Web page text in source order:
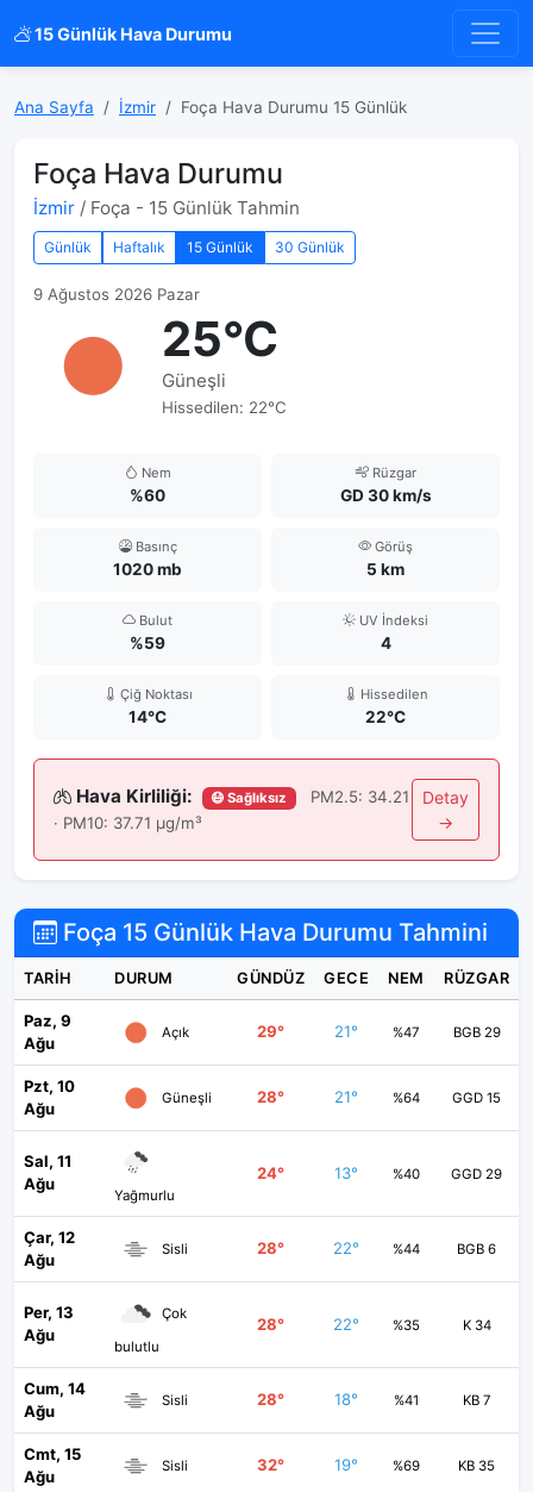
15 Günlük Hava Durumu
Ana Sayfa İzmir Foça Hava Durumu 15 Günlük
Foça Hava Durumu
İzmir / Foça - 15 Günlük Tahmin
Günlük Haftalık 15 Günlük 30 Günlük
9 Ağustos 2026 Pazar
25°C
Güneşli
Hissedilen: 22°C
Nem
%60
Rüzgar
GD 30 km/s
Basınç
1020 mb
Görüş
5 km
Bulut
%59
UV İndeksi
4
Çiğ Noktası
14°C
Hissedilen
22°C
Hava Kirliliği: 😷 Sağlıksız
PM2.5: 34.21
· PM10: 37.71 μg/m³
Detay
→
Foça 15 Günlük Hava Durumu Tahmini
TARIH DURUM GÜNDÜZ GECE NEM RÜZGAR
Paz, 9
Ağu
Açık 29° 21° %47 BGB 29
Pzt, 10
Ağu
Güneşli 28° 21° %64 GGD 15
Sal, 11
Ağu
Yağmurlu
24° 13° %40 GGD 29
Çar, 12
Ağu
Sisli 28° 22° %44 BGB 6
Per, 13
Ağu
Çok
bulutlu
28° 22° %35 K 34
Cum, 14
Ağu
Sisli 28° 18° %41 KB 7
Cmt, 15
Ağu
Sisli 32° 19° %69 KB 35